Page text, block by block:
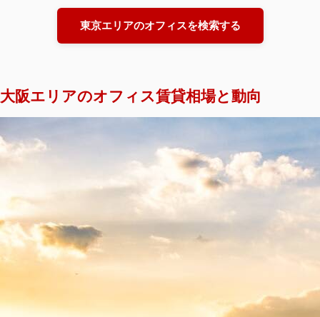
東京エリアのオフィスを検索する
大阪エリアのオフィス賃貸相場と動向